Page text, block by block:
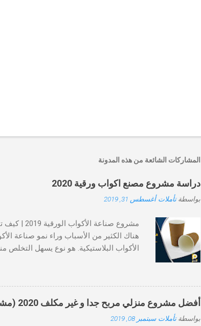
ر
ل
ع
ي
المشاركات الشائعة من هذه المدونة
دراسة مشروع مصنع اكواب ورقية 2020
بواسطةتأملات أغسطس 31, 2019
مشروع
هناك الكثير من الأسباب وراء نمو صناعة
الأكواب البلاستيكية. هو نوع يسهل التخلص
لتفضيله المتزايد هو أنه أكثر صحة و
منتجات مطلوبة للاستهلاك الشامل، و
لتحويل هدا المشروع إلى عمل مربح.
الورقي لتقديم المشروبات مما جعل هذه
أفضل مشروع منزلي مربح جدا و غير مكلف 2020 (مشروع تصنيع الشباشب)
بواسطةتأملات سبتمبر 08, 2019